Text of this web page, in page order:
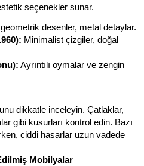
seçenekler sunar.
desenler, metal detaylar.
Minimalist çizgiler, doğal
Ayrıntılı oymalar ve zengin
dikkatle inceleyin. Çatlaklar,
gibi kusurları kontrol edin. Bazı
ciddi hasarlar uzun vadede
Mobilyalar